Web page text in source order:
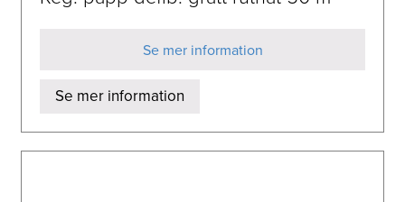
Se mer information
Se mer information